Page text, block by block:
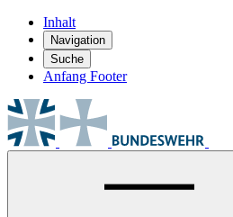
Inhalt
Navigation
Suche
Anfang Footer